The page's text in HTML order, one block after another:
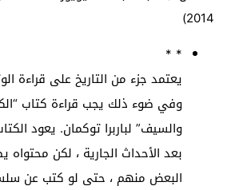
2014)
* *
يعتمد جزء من التاريخ على قراءة
وفي ضوء ذلك يجب قراءة كتاب
والسيف” لباربرا توكمان. يعود
بعد الأحداث الجارية ، لكن محتواه
البعض منهم ، حتى لو كتب عن